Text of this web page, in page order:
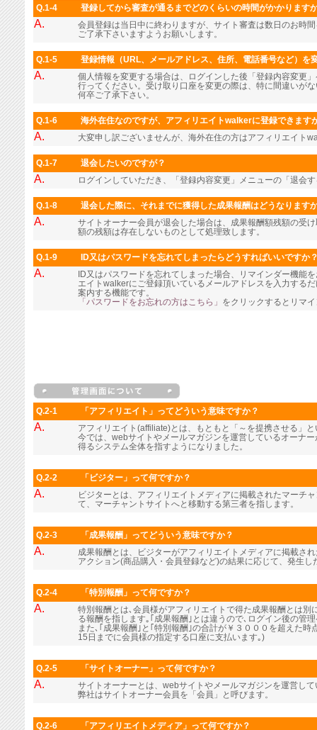
Q.1-4 登録してから審査が通るまでどのくらいの時間がかかります
A.
会員登録は当日中に終わりますが、サイト審査は数日のお時
ご了承下さいますようお願いします。
Q.1-5 登録情報（URL、メールアドレス、住所、電話番号など）を
A.
個人情報を変更する場合は、ログインした後「登録内容変更
行ってください。受け取り口座を変更の際は、特に間違いが
何卒ご了承下さい。
Q.1-6 海外在住なのですが、アフィリエイトwalkerに登録できます
A. 大変申し訳ございませんが、海外在住の方はアフィリエイト
Q.1-7 退会したいのですが？
A. ログインしていただき、「登録内容変更」メニューの「退会
Q.1-8 退会した際に、それまでに獲得した成果報酬はどうなります
A.
サイトオーナー会員が退会した場合は、成果報酬額残額の受
額の残額は存在しないものとして処理致します。
Q.1-9 ID又はパスワードを忘れてしまったらどうすればいいですか
A.
ID又はパスワードを忘れてしまった場合、リマインダー機能
エイトwalkerにご登録頂いているメールアドレスを入力する
案内する機能です。
「パスワードをお忘れの方はこちら」 をクリックするとリマ
Q.2-1 「アフィリエイト」ってどういう意味ですか？
A.
アフィリエイト(affiliate)とは、もともと「～を提携させる」
今では、webサイトやメールマガジンを運営しているオーナ
得るシステム全体を指すようになりました。
Q.2-2 「ビジター」って何ですか？
A.
ビジターとは、アフィリエイトメディアに掲載されたマーチ
て、マーチャントサイトへと移動する第三者を指します。
Q.2-3 「成果報酬」ってどういう意味ですか？
A.
成果報酬とは、ビジターがアフィリエイトメディアに掲載さ
アクション(商品購入・会員登録など)の結果に応じて、発生し
Q.2-4 「特別報酬」って何ですか？
A.
特別報酬とは､会員様がアフィリエイトで得た成果報酬とは
る報酬を指します｡｢成果報酬｣とは違うので､ログイン後の管
また､｢成果報酬｣と｢特別報酬｣の合計が￥３０００を超えた
15日までに会員様の指定する口座に支払います｡)
Q.2-5 「サイトオーナー」って何ですか？
A.
サイトオーナーとは、webサイトやメールマガジンを運営し
弊社はサイトオーナー会員を「会員」と呼びます。
Q.2-6 「アフィリエイトメディア」って何ですか？